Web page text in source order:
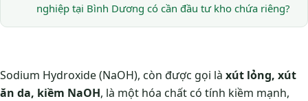
nghiệp tại Bình Dương có cần đầu tư kho chứa riêng?
Sodium Hydroxide (NaOH), còn được gọi là xút lỏng, xút
ăn da, kiềm NaOH, là một hóa chất có tính kiềm mạnh,